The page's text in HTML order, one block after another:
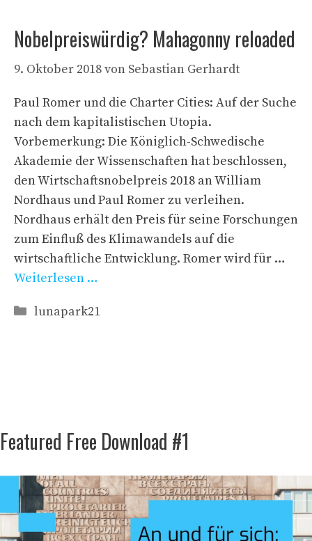
Nobelpreiswürdig? Mahagonny reloaded
9. Oktober 2018von Sebastian Gerhardt
Paul Romer und die Charter Cities: Auf der Suche
nach dem kapitalistischen Utopia.
Vorbemerkung: Die Königlich-Schwedische
Akademie der Wissenschaften hat beschlossen,
den Wirtschaftsnobelpreis 2018 an William
Nordhaus und Paul Romer zu verleihen.
Nordhaus erhält den Preis für seine Forschungen
zum Einfluß des Klimawandels auf die
wirtschaftliche Entwicklung. Romer wird für …
Weiterlesen …
Kategorien
lunapark21
Featured Free Download #1